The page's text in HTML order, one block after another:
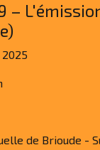
–
de Brioude -